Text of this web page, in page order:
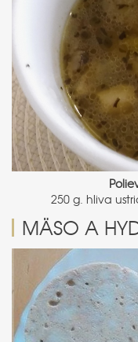
250 g. hliva
MÄSO A